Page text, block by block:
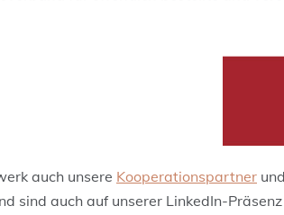
auch unsere Kooperationspartner
sind auch auf unserer LinkedIn-